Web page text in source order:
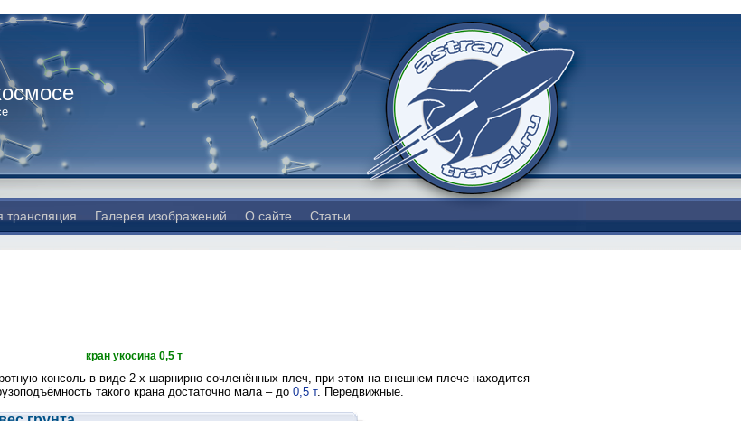
трансляция Галерея изображений О сайте Статьи
кран укосина 0,5 т
консоль в виде 2-х шарнирно сочленённых плеч, при этом на внешнем плече находится
такого крана достаточно мала – до 0,5 т. Передвижные.